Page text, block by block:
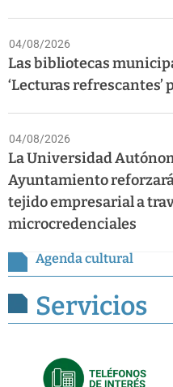
04/08/2026
Las bibliotecas
‘Lecturas
04/08/2026
La Universidad
Ayuntamiento
tejido empresarial a
microcredenciales
Agenda cultural
Servicios